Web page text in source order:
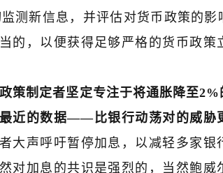
测新信息，并评估对货币政策的影
的，以便获得足够严格的货币政策
政策制定者坚定专注于将通胀降至
近的数据——比银行动荡对的威胁
大声呼吁暂停加息，以减轻多家银
对加息的共识是强烈的，当然鲍威
邹衍｜《三点交易》“眼中”的涨跌规
律